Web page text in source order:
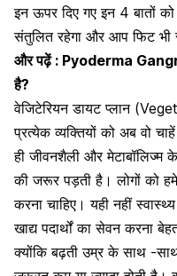
इन ऊपर दिए गए इन 4 बातों
संतुलित रहेगा और आप फिट भी
और पढ़ें : Pyoderma
है?
वेजिटेरियन डायट प्लान
प्रत्येक व्यक्तियों को अब वो
ही जीवनशैली और मेटाबॉलिज्मके
की जरूर पड़ती है। लोगों को
करना चाहिए। यही नहीं
खाद्य पदार्थों का सेवन करना
क्योंकि बढ़ती उम्र के साथ -